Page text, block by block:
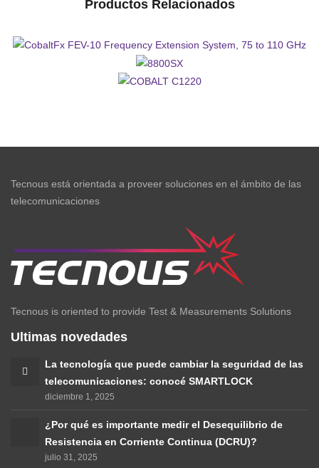
Productos Relacionados
CobaltFx FEV-10 Frequency Extension
System, 75 to 110 GHz
8800SX
Tecnous está orientada a proveer soluciones en el ámbito de las
telecomunicaciones
Tecnous is oriented to provide Test & Measurements Solutions
Ultimas novedades
La tecnología que puede cambiar la seguridad de las
telecomunicaciones: conocé SMARTLOCK
diciembre 1, 2025
¿Por qué es importante medir el Desequilibrio de
Resistencia en Corriente Continua (DCRU)?
julio 31, 2025